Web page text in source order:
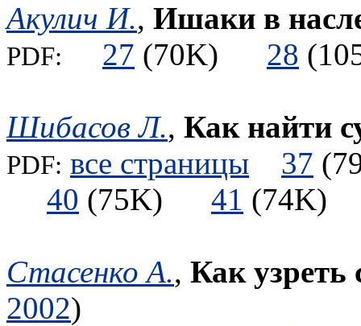
Акулич И., Ишаки в
PDF: 27 (70K) 28
Шибасов Л., Как найти
PDF: все страницы 37
40 (75K) 41
Стасенко А., Как узреть
2002)